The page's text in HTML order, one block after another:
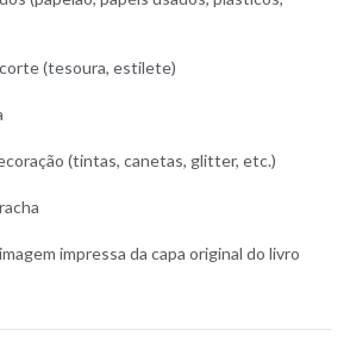
(tesoura, estilete)
(tintas, canetas, glitter, etc.)
impressa da capa original do livro